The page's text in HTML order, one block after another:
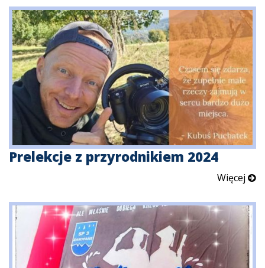
Prelekcje z przyrodnikiem 2024
Więcej